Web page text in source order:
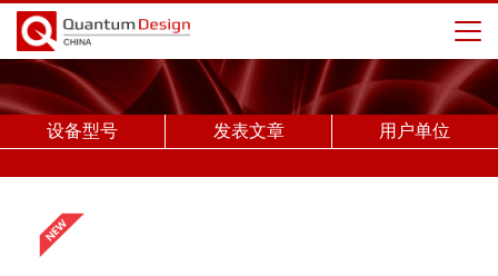
设备型号 发表文章 用户单位